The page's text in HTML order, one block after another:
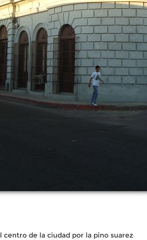
centro de la ciudad por la pino suarez